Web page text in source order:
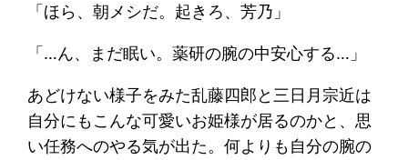
「ほら、朝メシだ。起きろ、芳乃」
「…ん、まだ眠い。薬研の腕の中安心する…」
あどけない様子をみた乱藤四郎と三日月宗近は
自分にもこんな可愛いお姫様が居るのかと、思
い任務へのやる気が出た。何よりも自分の腕の